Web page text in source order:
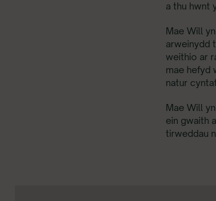
a thu hwnt
Mae Will
arweinydd
weithio ar
mae hefyd
natur
Mae Will
ein gwaith
tirweddau